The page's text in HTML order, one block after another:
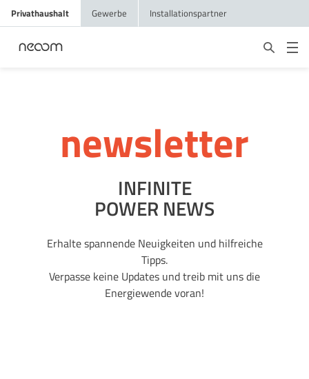
Privathaushalt Gewerbe Installationspartner
newsletter
INFINITE
POWER NEWS
Erhalte spannende Neuigkeiten und hilfreiche
Tipps.
Verpasse keine Updates und treib mit uns die
Energiewende voran!